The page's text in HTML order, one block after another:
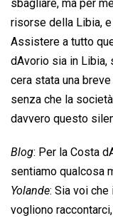
sbagliare, ma per
risorse della Libia,
Assistere a tutto
dAvorio sia in
cera stata una
senza che la
davvero questo
Blog: Per la Costa
sentiamo qualcosa
Yolande: Sia voi
vogliono